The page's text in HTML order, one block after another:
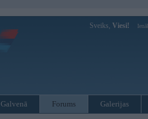
Sveiks, Viesi!
Galvenā Forums Galerijas